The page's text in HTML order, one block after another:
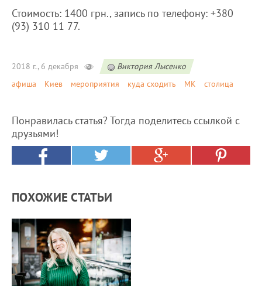
Стоимость: 1400 грн., запись по телефону: +380
(93) 310 11 77.
2018 г., 6 декабря
Виктория Лысенко
афиша
Киев мероприятия куда сходить МК столица
Понравилась статья? Тогда поделитесь ссылкой с
друзьями!
ПОХОЖИЕ СТАТЬИ